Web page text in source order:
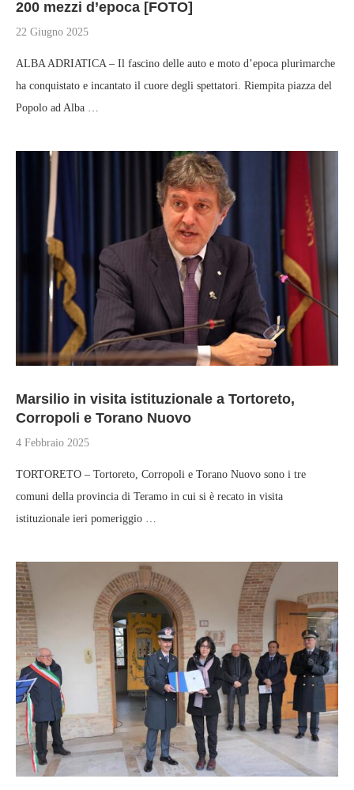
200 mezzi d’epoca [FOTO]
22 Giugno 2025
ALBA ADRIATICA – Il fascino delle auto e moto d’epoca plurimarche
ha conquistato e incantato il cuore degli spettatori. Riempita piazza del
Popolo ad Alba …
Marsilio in visita istituzionale a Tortoreto,
Corropoli e Torano Nuovo
4 Febbraio 2025
TORTORETO – Tortoreto, Corropoli e Torano Nuovo sono i tre
comuni della provincia di Teramo in cui si è recato in visita
istituzionale ieri pomeriggio …